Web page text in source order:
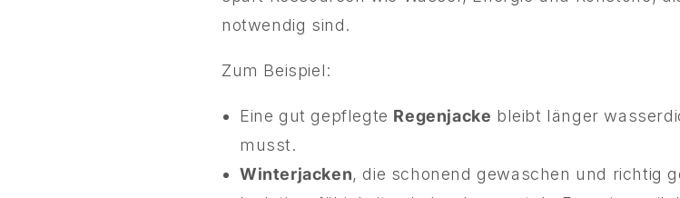
notwendig sind.
Zum Beispiel:
Eine gut gepflegte Regenjacke bleibt länger
musst.
Winterjacken, die schonend gewaschen und richtig